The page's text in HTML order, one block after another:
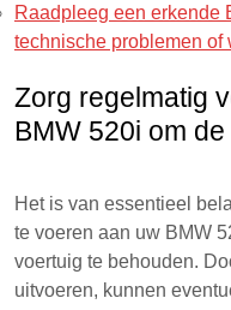
Raadpleeg een erkende
technische problemen
Zorg regelmatig
BMW 520i om
Het is van essentieel
te voeren aan uw BMW
voertuig te behouden.
uitvoeren, kunnen